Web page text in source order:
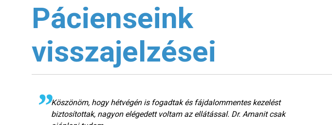
Pácienseink
visszajelzései
Köszönöm, hogy hétvégén is fogadtak és fájdalommentes kezelést
biztosítottak, nagyon elégedett voltam az ellátással. Dr. Amanit csak